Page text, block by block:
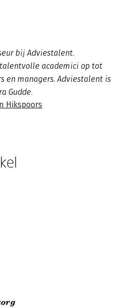
bij Adviestalent.
academici op tot
en managers. Adviestalent is
Gudde.
Hikspoors